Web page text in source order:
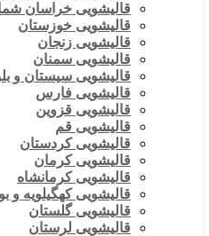
قالیشویی خراسان
قالیشویی خوزستان
قالیشویی زنجان
قالیشویی سمنان
قالیشویی سیستان و
قالیشویی فارس
قالیشویی قزوین
قالیشویی قم
قالیشویی کردستان
قالیشویی کرمان
قالیشویی کرمانشاه
قالیشویی کهگیلویه و
قالیشویی گلستان
قالیشویی لرستان